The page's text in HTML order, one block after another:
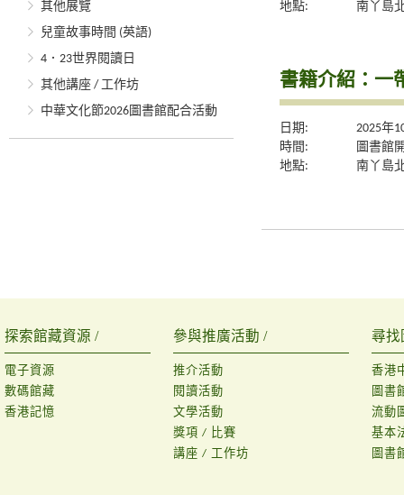
其他展覽
兒童故事時間 (英語)
4．23世界閱讀日
其他講座 / 工作坊
中華文化節2026圖書館配合活動
地點:
南丫島
書籍介紹：一
日期:
2025年
時間:
圖書館
地點:
南丫島
探索館藏資源 /
電子資源
數碼館藏
香港記憶
參與推廣活動 /
推介活動
閱讀活動
文學活動
獎項 / 比賽
講座 / 工作坊
尋找
香港
圖書
流動
基本
圖書